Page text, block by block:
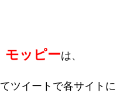
モッピーは、
ツイートで各サイトに